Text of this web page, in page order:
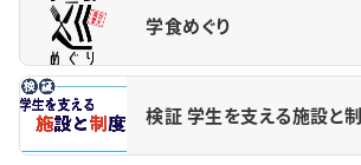
学食めぐり
検証 学生を支える施設と